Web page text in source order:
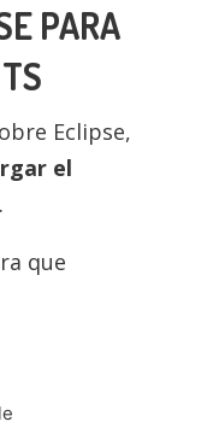
PARA
Eclipse,
el
.
que